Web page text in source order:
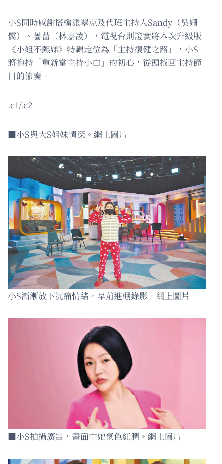
小S同時感謝搭檔派翠克及代班主持人Sandy（吳姍
儒）、薔薔（林嘉凌），電視台則證實將本次升級版
《小姐不熙娣》特輯定位為「主持復健之路」，小S
將抱持「重新當主持小白」的初心，從頭找回主持節
目的節奏。
.c1/.c2
■小S與大S姐妹情深。網上圖片
小S漸漸放下沉痛情緒，早前進棚錄影。網上圖片
■小S拍攝廣告，畫面中她氣色紅潤。網上圖片